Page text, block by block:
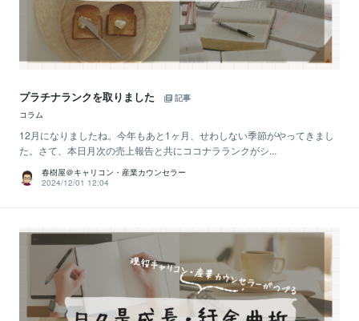
プラチナランクを取りました
記事
コラム
12月になりましたね。今年もあと1ヶ月、せわしない季節がやってきまし
た。さて、本日月次の売上報告と共にココナラランクがシ...
春樹屋＠キャリコン・産業カウンセラー
2024/12/01 12:04